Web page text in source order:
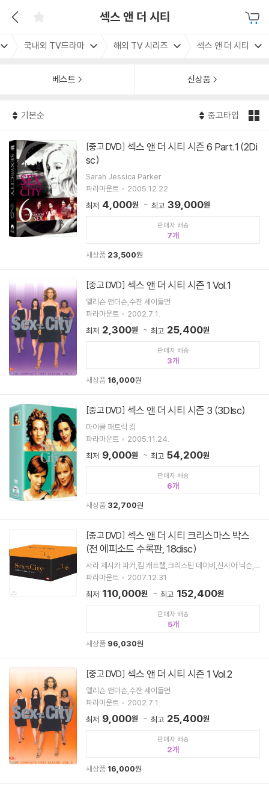
섹스 앤 더 시티
국내외 TV드라마 해외 TV 시리즈 섹스 앤 더 시티
베스트 신상품
기본순 중고타입
[중고 DVD]
sc)
Sarah Jessica Parker
파라마운트
2005.12.22.
최저 4,000원 최고 39,000원
판매자 배송
7
새상품 23,500원
[중고 DVD] 섹스 앤 더 시티 시즌 1 Vol.1
앨리슨 앤더슨,수잔 세이들먼
파라마운트
2002.7.1.
최저 2,300원 최고 25,400원
판매자 배송
3
새상품 16,000원
[중고 DVD] 섹스 앤 더 시티 시즌 3 (3DIsc)
마이클 패트릭 킹
파라마운트
2005.11.24.
최저 9,000원 최고 54,200원
판매자 배송
6
새상품 32,700원
[중고 DVD]
(전 에피소드 수록판, 18disc)
사라 제시카 파커,킴 캐트랠,크리스틴 데이비,신시아 닉슨,
크리스 노쓰
파라마운트
2007.12.31.
최저 110,000원 최고 152,400원
판매자 배송
5
새상품 96,030원
[중고 DVD] 섹스 앤 더 시티 시즌 1 Vol.2
앨리슨 앤더슨,수잔 세이들먼
파라마운트
2002.7.1.
최저 9,000원 최고 25,400원
판매자 배송
2
새상품 16,000원